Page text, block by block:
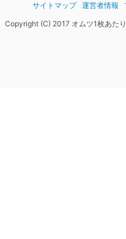
サイトマップ 運営者情報
Copyright (C) 2017 オムツ1枚あた